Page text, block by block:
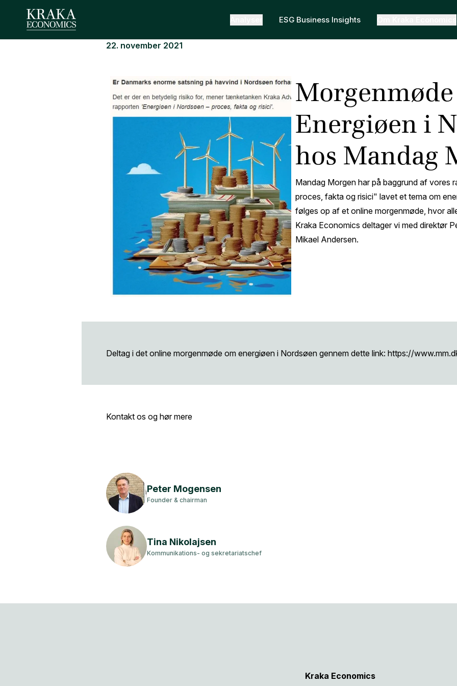
ESG Business Insights
22. november 2021
Energiøen i
hos Mandag
Mandag Morgen har på baggrund af vores
proces, fakta og risici" lavet et tema om
følges op af et online morgenmøde, hvor
Kraka Economics deltager vi med direktør
Mikael Andersen.
Deltag i det online morgenmøde om energiøen i Nordsøen gennem dette link: https://
Kontakt os og hør mere
Peter Mogensen
Founder & chairman
Tina Nikolajsen
Kommunikations- og sekretariatschef
Kraka Economics